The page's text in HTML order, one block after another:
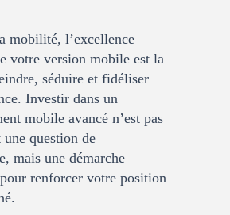
mobilité, l’excellence
votre version mobile est la
séduire et fidéliser
Investir dans un
mobile avancé n’est pas
question de
mais une démarche
renforcer votre position